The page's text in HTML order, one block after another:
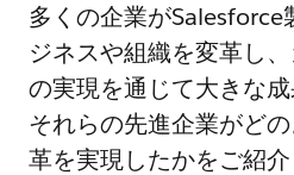
多くの企業がSalesforce
ジネスや組織を変革し
の実現を通じて大きな成
それらの先進企業がど
革を実現したかをご紹介